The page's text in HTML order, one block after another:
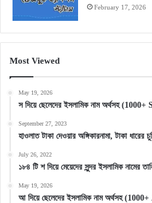
February 17, 2026
Most Viewed
May 19, 2026
স দিয়ে ছেলেদের ইসলামিক নাম অর্থসহ
September 27, 2023
হাওলাত টাকা দেওয়ার অঙ্গিকারনামা, টাকা ধারের
July 26, 2022
১৮৪ টি শ দিয়ে মেয়েদের সুন্দর ইসলামিক নামের
May 19, 2026
আ দিয়ে ছেলেদের ইসলামিক নাম অর্থসহ